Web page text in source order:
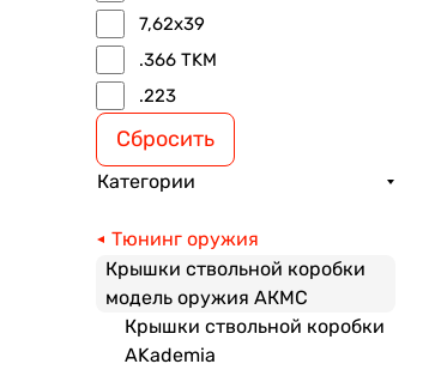
7,62x39
.366 TKM
.223
Сбросить
Категории
Тюнинг оружия
Крышки ствольной коробки
модель оружия АКМС
Крышки ствольной коробки
AKademia